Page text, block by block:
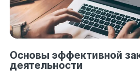
Основы эффективной
деятельности